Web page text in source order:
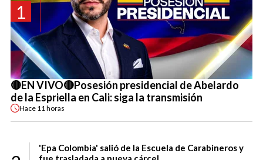
1
🔴EN VIVO🔴Posesión presidencial de Abelardo
de la Espriella en Cali: siga la transmisión
Hace 11 horas
'Epa Colombia' salió de la Escuela de Carabineros y